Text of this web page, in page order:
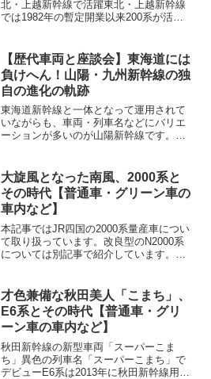
北・上越新幹線で活躍東北・上越新幹線
では1982年の暫定開業以来200系が活躍
300系が投入され、その後も技術革新が進
むと国...
【歴代車両と座談会】東海道には
負けへん！山陽・九州新幹線の独
自の進化の軌跡
東海道新幹線と一体となって運用されて
いながらも、車両・列車名などにバリエ
ーションが多いのが山陽新幹線です。私
陽・九州新幹線ならではの良さや特徴に
ついて探っていきたいと思...
大旋風となった南風、2000系と
その時代【普通車・グリーン車の
車内など】
本記事ではJR四国の2000系量産車につい
て取り扱っています。改良型のN2000系
については別記事で紹介しています。
て誕生したJR四国は、当初の悲観的な予
想を...
才色兼備な秋田美人「こまち」、
E6系とその時代【普通車・グリ
ーン車の車内など】
秋田新幹線の新型車両「スーパーこま
ち」異色の列車名「スーパーこまち」で
デビューE6系は2013年に秋田新幹線用の